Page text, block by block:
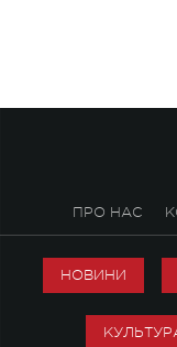
ПРО НАС
НОВИНИ